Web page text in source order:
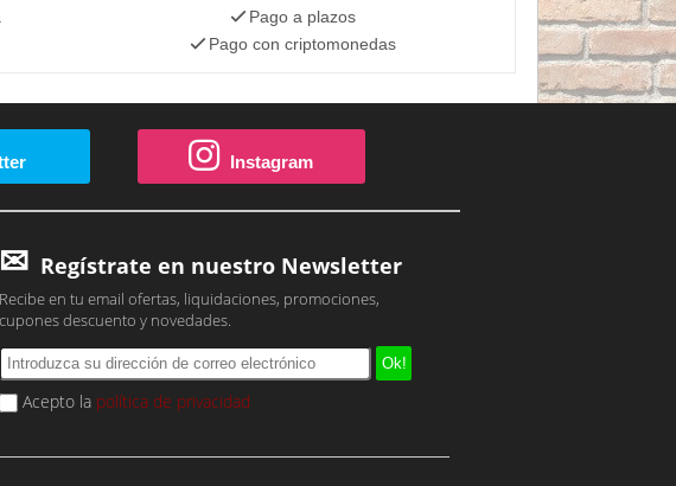
Pago a plazos
Pago con criptomonedas
Instagram
Regístrate en nuestro Newsletter
Recibe en tu email ofertas, liquidaciones, promociones,
cupones descuento y novedades.
Acepto la política de privacidad